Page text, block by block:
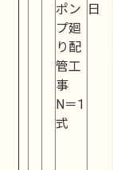
ポン
プ廻
り配
管工
事
N＝1
式
日